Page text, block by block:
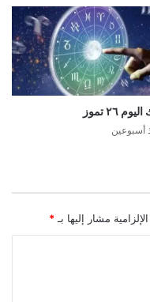
للحديث ومشاركة ما يحدث
لصحتك
نسخ الرابط ٢٦ تموز
أسبوعين
مشار إليها بـ *